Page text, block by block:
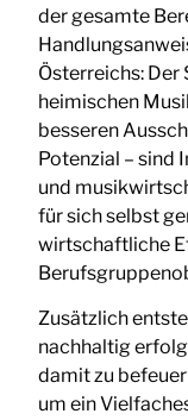
der gesamte
Österreichs: Der
heimischen
besseren
Potenzial – sind
und
für sich selbst
wirtschaftliche
Zusätzlich
nachhaltig
damit zu
um ein